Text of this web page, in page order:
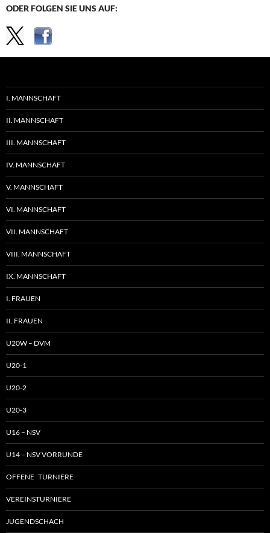
ODER FOLGEN SIE UNS AUF:
I. MANNSCHAFT
II. MANNSCHAFT
III. MANNSCHAFT
IV. MANNSCHAFT
V. MANNSCHAFT
VI. MANNSCHAFT
VII. MANNSCHAFT
VIII. MANNSCHAFT
IX. MANNSCHAFT
I. FRAUEN
II. FRAUEN
U20W – DVM
U20-1
U20-2
U20-3
U16 – NSV
U14 – NSV VORRUNDE
OFFENE TURNIERE
VEREINSTURNIERE
JUGENDSCHACH